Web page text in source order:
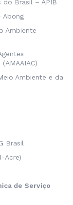
do Brasil – APIB
Abong
Ambiente –
Ambiente e da
Brasil
Acre)
de Serviço